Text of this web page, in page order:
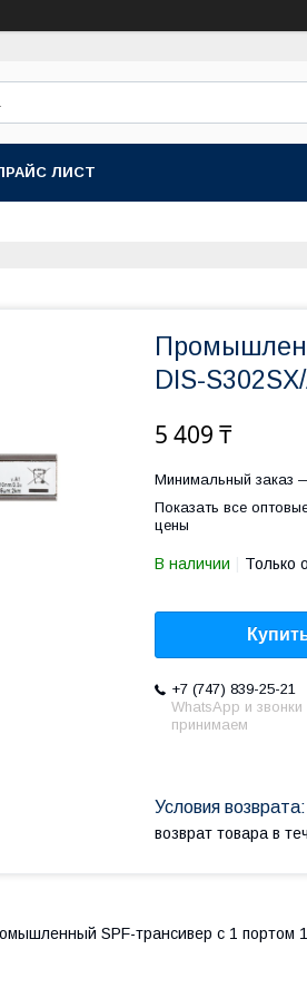
ЛИСТ
DIS-
5 409 ₸
Минимальный заказ
Показать все
цены
В наличии Только
+7 (747) 839-25-21
WhatsApp и звонки
принимаем
возврат товара в
SPF-трансивер с 1 портом